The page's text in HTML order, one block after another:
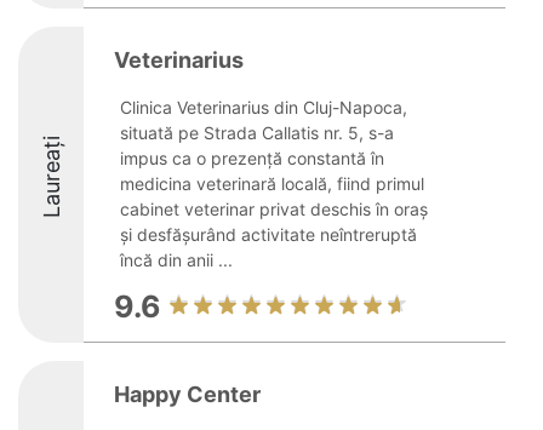
Laureați
Veterinarius
Clinica Veterinarius din Cluj-Napoca,
situată pe Strada Callatis nr. 5, s-a
impus ca o prezență constantă în
medicina veterinară locală, fiind primul
cabinet veterinar privat deschis în oraș
și desfășurând activitate neîntreruptă
încă din anii ...
9.6
Happy Center